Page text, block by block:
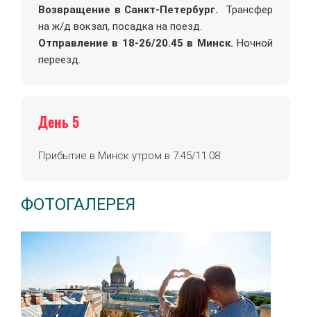
Возвращение в Санкт-Петербург. Трансфер
на ж/д вокзал, посадка на поезд.
Отправление в 18-26/20.45 в Минск. Ночной
переезд.
День 5
Прибытие в Минск утром в 7.45/11.08
ФОТОГАЛЕРЕЯ